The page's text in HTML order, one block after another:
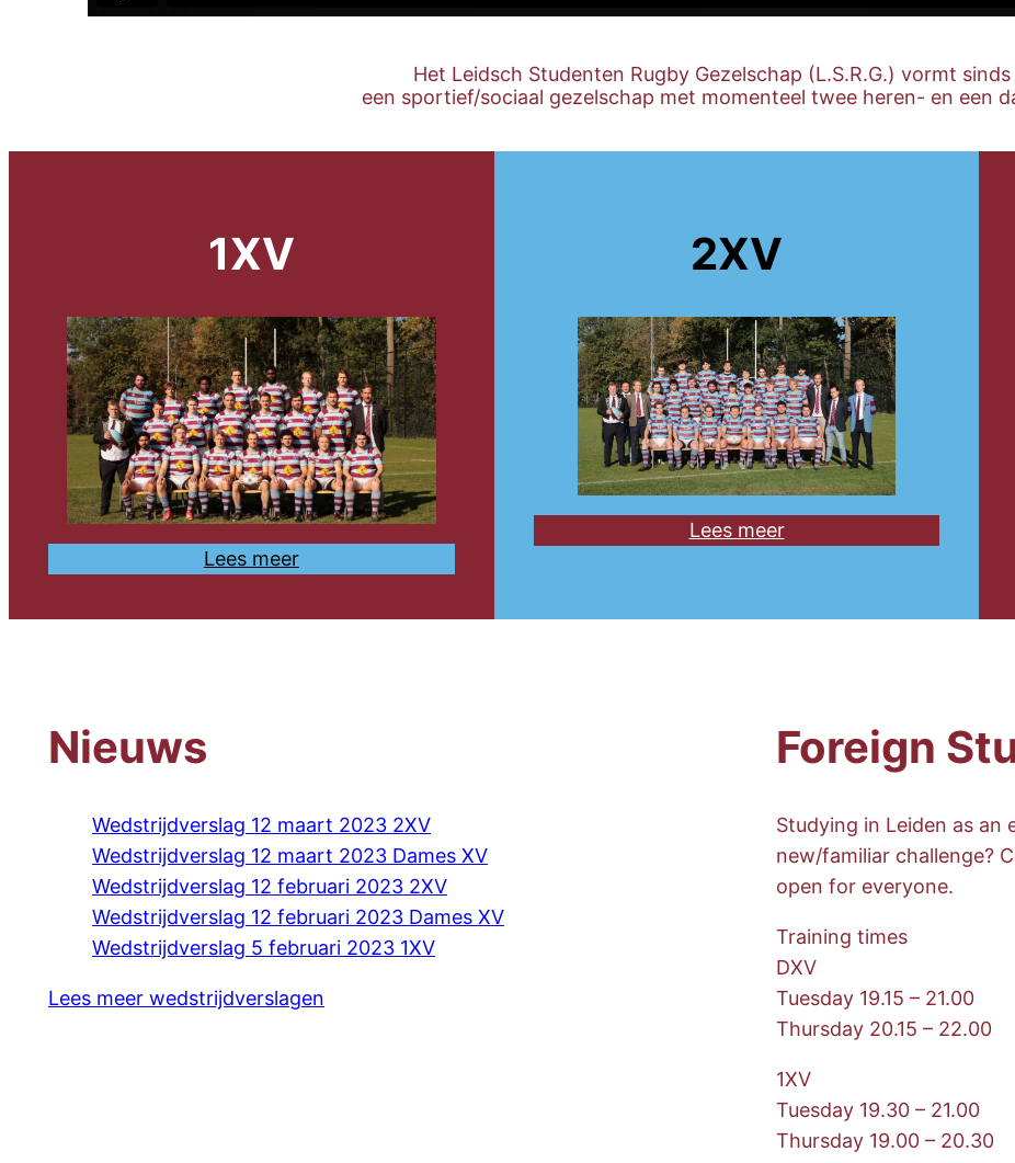
Het Leidsch Studenten Rugby Gezelschap (L.S.R.G.) vormt sinds
een sportief/sociaal gezelschap met momenteel twee heren- en een
1XV
Lees meer
2XV
Lees meer
Nieuws
Wedstrijdverslag 12 maart 2023 2XV
Wedstrijdverslag 12 maart 2023 Dames XV
Wedstrijdverslag 12 februari 2023 2XV
Wedstrijdverslag 12 februari 2023 Dames XV
Wedstrijdverslag 5 februari 2023 1XV
Lees meer wedstrijdverslagen
Foreign
Studying in Leiden as an
new/familiar challenge?
open for everyone.
Training times
DXV
Tuesday 19.15 – 21.00
Thursday 20.15 – 22.00
1XV
Tuesday 19.30 – 21.00
Thursday 19.00 – 20.30